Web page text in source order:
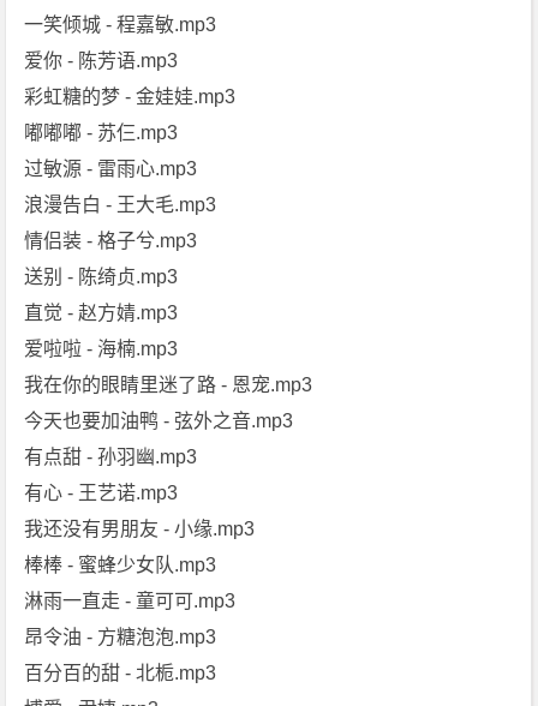
一笑倾城 - 程嘉敏.mp3
爱你 - 陈芳语.mp3
彩虹糖的梦 - 金娃娃.mp3
嘟嘟嘟 - 苏仨.mp3
过敏源 - 雷雨心.mp3
浪漫告白 - 王大毛.mp3
情侣装 - 格子兮.mp3
送别 - 陈绮贞.mp3
直觉 - 赵方婧.mp3
爱啦啦 - 海楠.mp3
我在你的眼睛里迷了路 - 恩宠.mp3
今天也要加油鸭 - 弦外之音.mp3
有点甜 - 孙羽幽.mp3
有心 - 王艺诺.mp3
我还没有男朋友 - 小缘.mp3
棒棒 - 蜜蜂少女队.mp3
淋雨一直走 - 童可可.mp3
昂令油 - 方糖泡泡.mp3
百分百的甜 - 北栀.mp3